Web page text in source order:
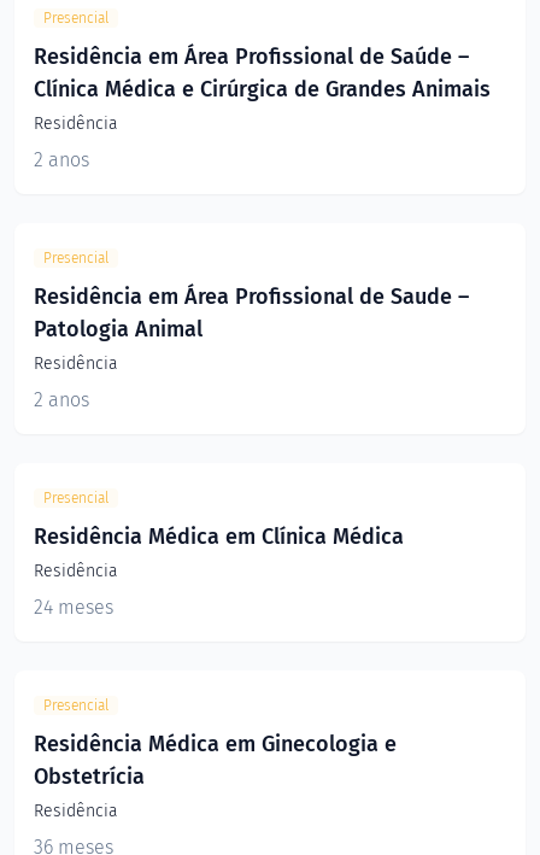
Presencial
Residência em Área Profissional de Saúde –
Clínica Médica e Cirúrgica de Grandes Animais
Residência
2 anos
Presencial
Residência em Área Profissional de Saude –
Patologia Animal
Residência
2 anos
Presencial
Residência Médica em Clínica Médica
Residência
24 meses
Presencial
Residência Médica em Ginecologia e
Obstetrícia
Residência
36 meses